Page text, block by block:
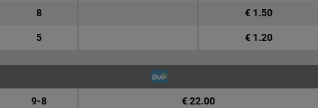
8 € 1.50
5 € 1.20
9-8 € 22.00